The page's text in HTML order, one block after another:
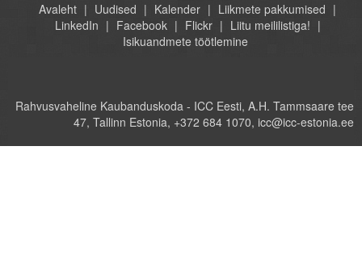
Avaleht Uudised Kalender
Liikmete pakkumised
LinkedIn
Facebook Flickr
Liitu meililistiga!
Isikuandmete töötlemine
Rahvusvaheline Kaubanduskoda - ICC Eesti, A.H. Tammsaare tee
47, Tallinn Estonia, +372 684 1070, icc@icc-estonia.ee